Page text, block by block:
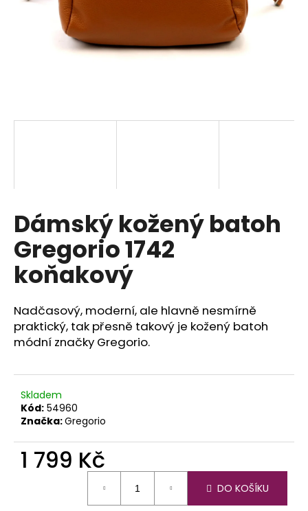
Dámský kožený batoh
Gregorio 1742
koňakový
Nadčasový, moderní, ale hlavně nesmírně
praktický, tak přesně takový je kožený batoh
módní značky Gregorio.
Skladem
Kód: 54960
Značka:Gregorio
1 799 Kč
DO KOŠÍKU
D
o
p
o
r
č
u
j
m